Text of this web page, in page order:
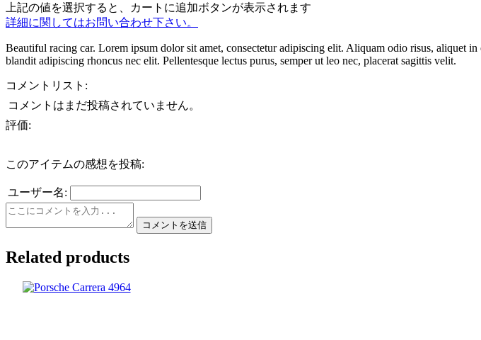
上記の値を選択すると、カートに追加ボタンが表示されます
詳細に関してはお問い合わせ下さい。
Beautiful racing car. Lorem ipsum dolor sit amet, consectetur adipiscing elit. Aliquam odio risus, aliquet
blandit adipiscing rhoncus nec elit. Pellentesque lectus purus, semper ut leo nec, placerat sagittis velit.
コメントリスト:
コメントはまだ投稿されていません。
評価:
このアイテムの感想を投稿:
ユーザー名:
Related products